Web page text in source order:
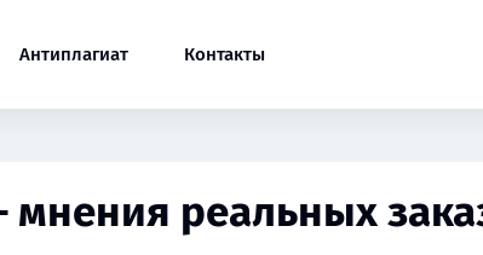
Антиплагиат Контакты
реальных